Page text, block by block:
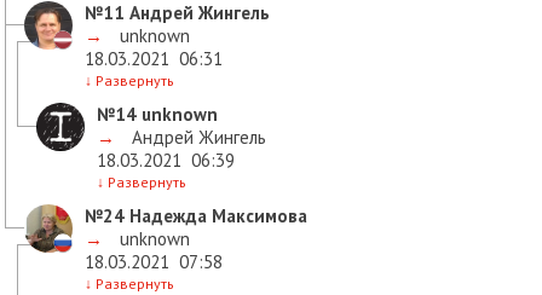
№11 Андрей Жингель
→
unknown
18.03.2021 06:31
↓ Развернуть
№14 unknown
→
Андрей Жингель
18.03.2021 06:39
↓ Развернуть
№24 Надежда Максимова
→
unknown
18.03.2021 07:58
↓ Развернуть